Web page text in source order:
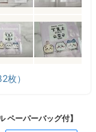
枚）
ペーパーバッグ付】